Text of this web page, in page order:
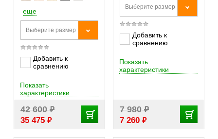
еще
Выберите размер
Добавить к
сравнению
42 600₽
35 475 ₽
Показать
характеристики
Выберите размер
Добавить к
сравнению
7 980₽
7 260 ₽
Показать
характеристики